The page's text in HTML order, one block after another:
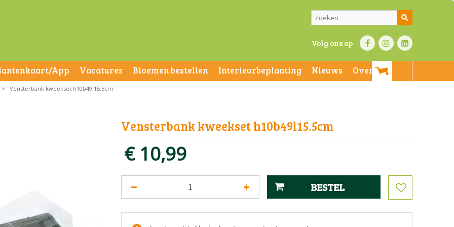
Volg ons op
App Vacatures Bloemen bestellen Interieurbeplanting Nieuws
Over ons
> Vensterbank kweekset h10b49l15.5cm
Vensterbank kweekset h10b49l15.5cm
€ 10,99